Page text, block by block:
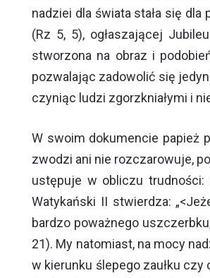
nadziei dla świata stała się
(Rz 5, 5), ogłaszającej
stworzona na obraz i
pozwalając zadowolić się
czyniąc ludzi zgorzkniałymi i
W swoim dokumencie papież
zwodzi ani nie rozczarowuje,
ustępuje w obliczu
Watykański II stwierdza:
bardzo poważnego
21). My natomiast, na mocy
w kierunku ślepego zaułku